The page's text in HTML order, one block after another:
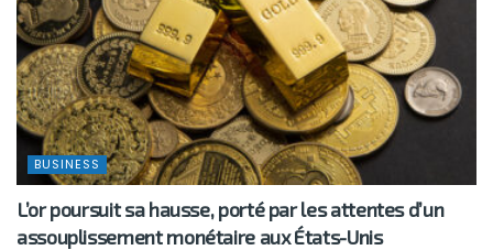
BUSINESS
L’or poursuit sa hausse, porté par les attentes d’un
assouplissement monétaire aux États-Unis